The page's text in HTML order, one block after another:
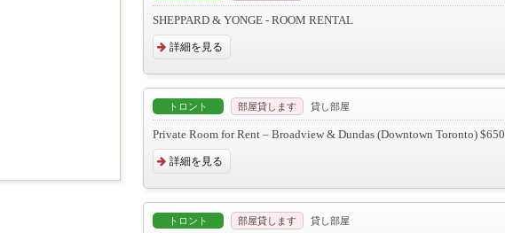
SHEPPARD & YONGE - ROOM RENTAL
詳細を見る
トロント 部屋貸します 貸し部屋
Private Room for Rent – Broadview & Dundas (Downtown Toronto) $650
詳細を見る
トロント 部屋貸します 貸し部屋